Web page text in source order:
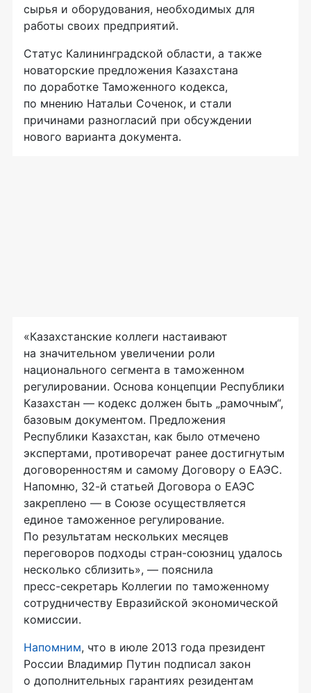
сырья и оборудования, необходимых для
работы своих предприятий.
Статус Калининградской области, а также
новаторские предложения Казахстана
по доработке Таможенного кодекса,
по мнению Натальи Соченок, и стали
причинами разногласий при обсуждении
нового варианта документа.
«Казахстанские коллеги настаивают
на значительном увеличении роли
национального сегмента в таможенном
регулировании. Основа концепции Республики
Казахстан — кодекс должен быть „рамочным“,
базовым документом. Предложения
Республики Казахстан, как было отмечено
экспертами, противоречат ранее достигнутым
договоренностям и самому Договору о ЕАЭС.
Напомню, 32-й статьей Договора о ЕАЭС
закреплено — в Союзе осуществляется
единое таможенное регулирование.
По результатам нескольких месяцев
переговоров подходы стран-союзниц удалось
несколько сблизить», — пояснила
пресс-секретарь Коллегии по таможенному
сотрудничеству Евразийской экономической
комиссии.
Напомним, что в июле 2013 года президент
России Владимир Путин подписал закон
о дополнительных гарантиях резидентам